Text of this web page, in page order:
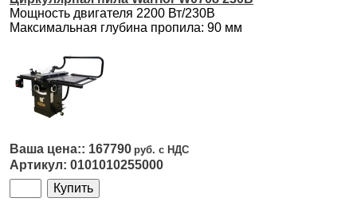
Мощность двигателя 2200 Вт/230В
Максимальная глубина пропила: 90 мм
167790
0101010255000